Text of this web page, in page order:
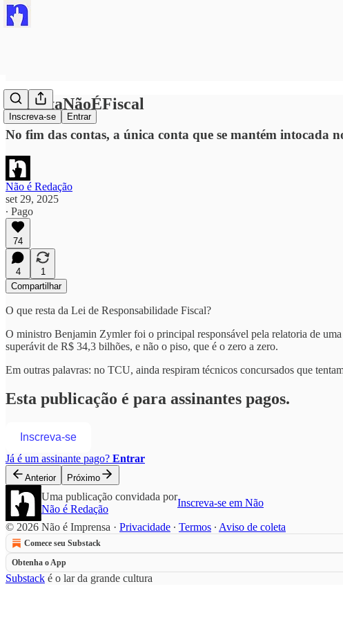
Inscreva-se Entrar
#AMetaNãoÉFiscal
No fim das contas, a única conta que se mantém intocada
Não é Redação
set 29, 2025
∙ Pago
74
4
1
Compartilhar
O que resta da Lei de Responsabilidade Fiscal?
O ministro Benjamin Zymler foi o principal responsável pela relatoria de uma
superávit de R$ 34,3 bilhões, e não o piso, que é o zero a zero.
Em outras palavras: no TCU, ainda respiram técnicos concursados que
Esta publicação é para assinantes pagos.
Inscreva-se
Já é um assinante pago? Entrar
Anterior Próximo
Uma publicação convidada por
Não é Redação
Inscreva-se em Não
© 2026 Não é Imprensa · Privacidade ∙ Termos ∙ Aviso de coleta
Comece seu Substack
Obtenha o App
Substack é o lar da grande cultura